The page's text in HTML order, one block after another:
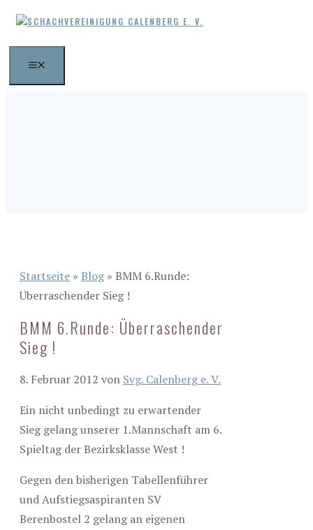
Zum
Startseite » Blog» BMM 6.Runde:
Überraschender Sieg !
BMM 6.Runde: Überraschender
Sieg !
8. Februar 2012 von Svg. Calenberg e. V.
Ein nicht unbedingt zu erwartender
Sieg gelang unserer 1.Mannschaft am 6.
Spieltag der Bezirksklasse West !
Gegen den bisherigen Tabellenführer
und Aufstiegsaspiranten SV
Berenbostel 2 gelang an eigenen